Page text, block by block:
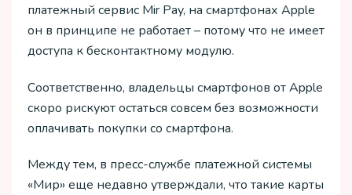
платежный сервис Mir Pay, на смартфонах Apple
он в принципе не работает – потому что не имеет
доступа к бесконтактному модулю.
Соответственно, владельцы смартфонов от Apple
скоро рискуют остаться совсем без возможности
оплачивать покупки со смартфона.
Между тем, в пресс-службе платежной системы
«Мир» еще недавно утверждали, что такие карты